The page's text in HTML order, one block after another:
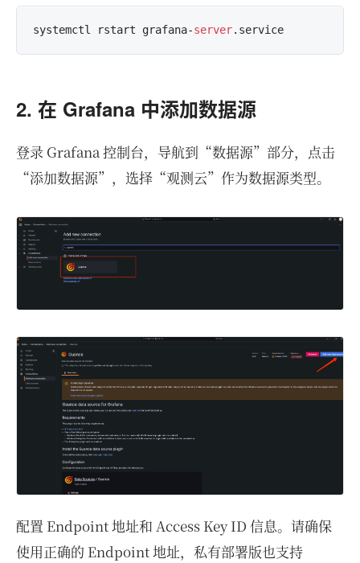
systemctl rstart grafana-server
2. 在 Grafana 中添加数据源
登录 Grafana 控制台，导航到“数据源”部分，点击
“添加数据源”，选择“观测云”作为数据源类型。
配置 Endpoint 地址和 Access Key ID 信息。请确保
使用正确的 Endpoint 地址，私有部署版也支持